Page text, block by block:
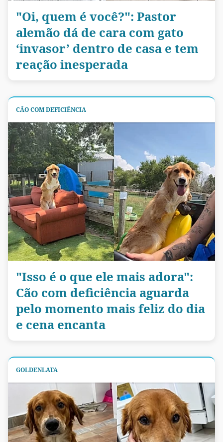
"Oi, quem é você?": Pastor
alemão dá de cara com gato
‘invasor’ dentro de casa e tem
reação inesperada
CÃO COM DEFICIÊNCIA
"Isso é o que ele mais adora":
Cão com deficiência aguarda
pelo momento mais feliz do dia
e cena encanta
GOLDENLATA